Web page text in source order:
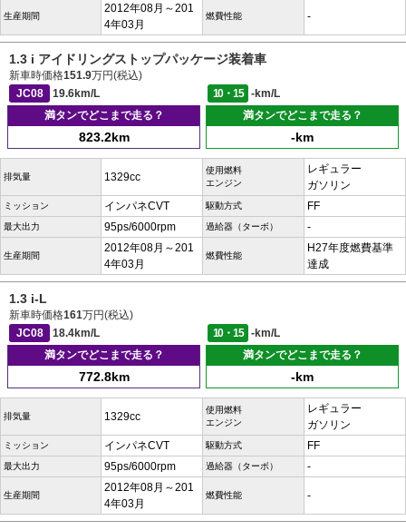
生産期間
2012年08月～201
4年03月
燃費性能 -
1.3 i アイドリングストップパッケージ装着車
新車時価格151.9万円(税込)
JC08
19.6km/L 10・15
-km/L
満タンでどこまで走る？
823.2km
満タンでどこまで走る？
-km
排気量 1329cc
使用燃料
エンジン
レギュラー
ガソリン
ミッション インパネCVT 駆動方式 FF
最大出力 95ps/6000rpm 過給器（ターボ） -
生産期間
2012年08月～201
4年03月
燃費性能
H27年度燃費基準
達成
1.3 i-L
新車時価格161万円(税込)
JC08
18.4km/L 10・15
-km/L
満タンでどこまで走る？
772.8km
満タンでどこまで走る？
-km
排気量 1329cc
使用燃料
エンジン
レギュラー
ガソリン
ミッション インパネCVT 駆動方式 FF
最大出力 95ps/6000rpm 過給器（ターボ） -
生産期間
2012年08月～201
4年03月
燃費性能 -